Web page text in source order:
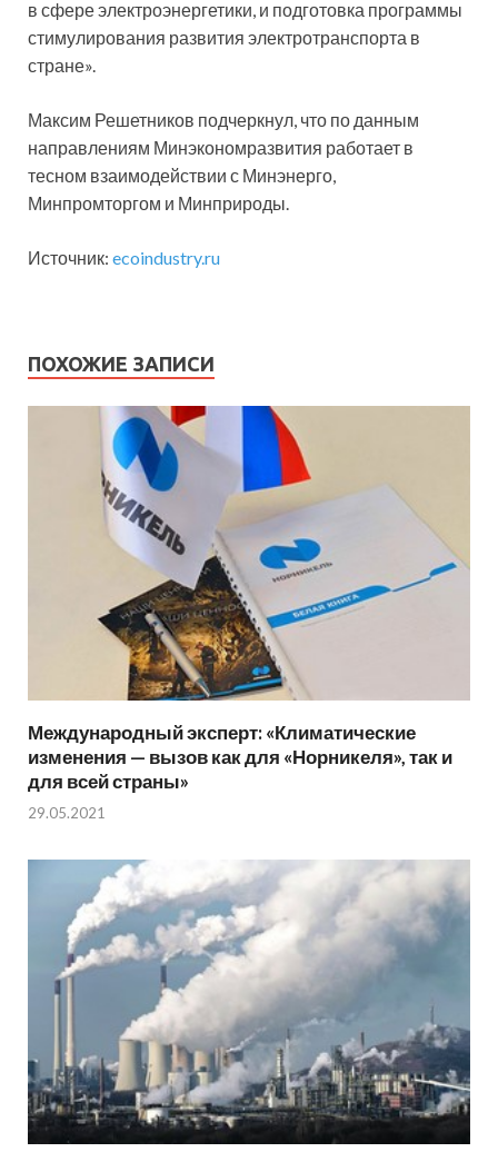
в сфере электроэнергетики, и подготовка программы
стимулирования развития электротранспорта в
стране».
Максим Решетников подчеркнул, что по данным
направлениям Минэкономразвития работает в
тесном взаимодействии с Минэнерго,
Минпромторгом и Минприроды.
Источник: ecoindustry.ru
ПОХОЖИЕ ЗАПИСИ
Международный эксперт: «Климатические
изменения — вызов как для «Норникеля», так и
для всей страны»
29.05.2021